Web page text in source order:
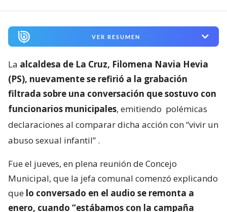
VER RESUMEN
La alcaldesa de La Cruz, Filomena Navia Hevia
(PS), nuevamente se refirió a la grabación
filtrada sobre una conversación que sostuvo con
funcionarios municipales, emitiendo polémicas
declaraciones al comparar dicha acción con “vivir un
abuso sexual infantil” .
Fue el jueves, en plena reunión de Concejo
Municipal, que la jefa comunal comenzó explicando
que lo conversado en el audio se remonta a
enero, cuando “estábamos con la campaña